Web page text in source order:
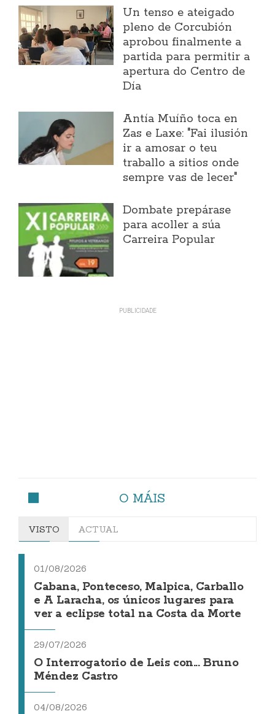
Un tenso e ateigado
pleno de Corcubión
aprobou finalmente a
partida para permitir a
apertura do Centro de
Día
Antía Muíño toca en
Zas e Laxe: "Fai ilusión
ir a amosar o teu
traballo a sitios onde
sempre vas de lecer"
Dombate prepárase
para acoller a súa
Carreira Popular
O MÁIS
VISTO ACTUAL
01/08/2026
Cabana, Ponteceso, Malpica, Carballo
e A Laracha, os únicos lugares para
ver a eclipse total na Costa da Morte
29/07/2026
O Interrogatorio de Leis con... Bruno
Méndez Castro
04/08/2026